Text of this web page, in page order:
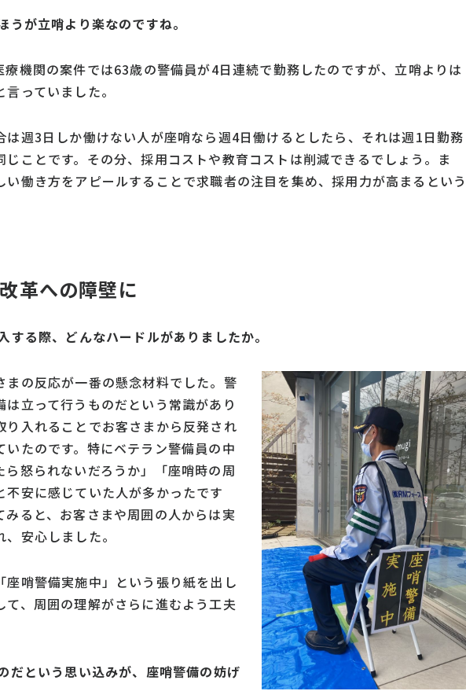
が立哨より楽なのですね。
療機関の案件では63歳の警備員が4日連続で勤務したのですが、立哨よりは
っていました。
は週3日しか働けない人が座哨なら週4日働けるとしたら、それは週1日勤務
ことです。その分、採用コストや教育コストは削減できるでしょう。ま
い働き方をアピールすることで求職者の注目を集め、採用力が高まるという
革への障壁に
る際、どんなハードルがありましたか。
まの反応が一番の懸念材料でした。警
立って行うものだという常識があり
り入れることでお客さまから反発され
たのです。特にベテラン警備員の中
ら怒られないだろうか」「座哨時の周
安に感じていた人が多かったです
ると、お客さまや周囲の人からは実
安心しました。
哨警備実施中」という張り紙を出し
、周囲の理解がさらに進むよう工夫
という思い込みが、座哨警備の妨げ